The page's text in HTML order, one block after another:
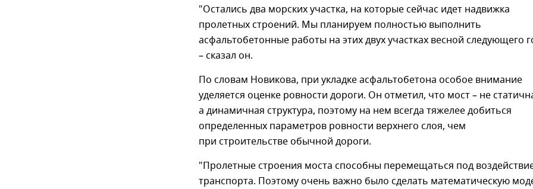
"Остались два морских участка, на которые сейчас идет надвижка
пролетных строений. Мы планируем полностью выполнить
асфальтобетонные работы на этих двух участках весной следующего
– сказал он.
По словам Новикова, при укладке асфальтобетона особое внимание
уделяется оценке ровности дороги. Он отметил, что мост – не
а динамичная структура, поэтому на нем всегда тяжелее добиться
определенных параметров ровности верхнего слоя, чем
при строительстве обычной дороги.
"Пролетные строения моста способны перемещаться под
транспорта. Поэтому очень важно было сделать математическую